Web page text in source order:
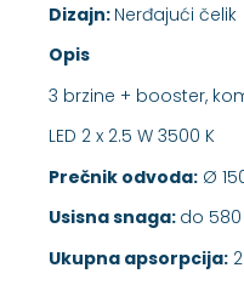
Dizajn: Nerđajući čelik
Opis
3 brzine + booster,
LED 2 x 2.5 W 3500 K
Prečnik odvoda: Ø
Usisna snaga: do
Ukupna apsorpcija: